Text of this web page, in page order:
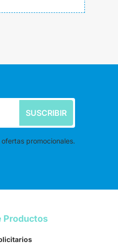
SUSCRIBIR
promocionales.
Productos